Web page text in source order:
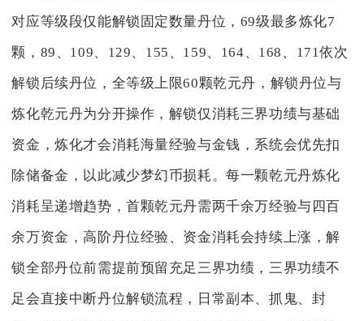
对应等级段仅能解锁固定数量丹位，69级最多炼化7
颗，89、109、129、155、159、164、168、171依次
解锁后续丹位，全等级上限60颗乾元丹，解锁丹位与
炼化乾元丹为分开操作，解锁仅消耗三界功绩与基础
资金，炼化才会消耗海量经验与金钱，系统会优先扣
除储备金，以此减少梦幻币损耗。每一颗乾元丹炼化
消耗呈递增趋势，首颗乾元丹需两千余万经验与四百
余万资金，高阶丹位经验、资金消耗会持续上涨，解
锁全部丹位前需提前预留充足三界功绩，三界功绩不
足会直接中断丹位解锁流程，日常副本、抓鬼、封